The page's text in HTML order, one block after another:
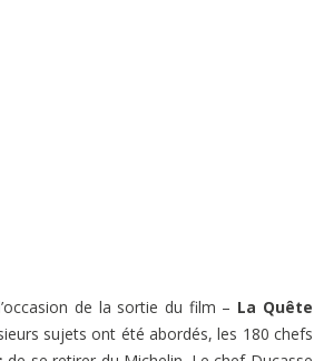
de la sortie du film – La Quête
sujets ont été abordés, les 180 chefs